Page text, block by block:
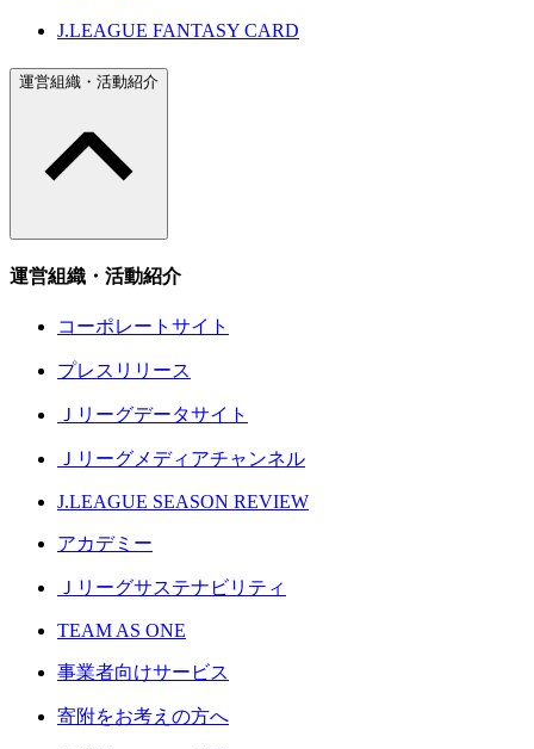
J.LEAGUE FANTASY CARD
運営組織・活動紹介
運営組織・活動紹介
コーポレートサイト
プレスリリース
Ｊリーグデータサイト
Ｊリーグメディアチャンネル
J.LEAGUE SEASON REVIEW
アカデミー
Ｊリーグサステナビリティ
TEAM AS ONE
事業者向けサービス
寄附をお考えの方へ